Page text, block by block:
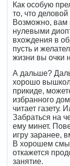
Как особую
то, что
Возможно, вам
нулевыми
вхождения в
пусть и
жизни вы очки
А дальше?
хорошо
прикиде,
избранного
читает газету.
Забраться на
ему минет.
игру заранее,
В хорошем
откажется
занятие.